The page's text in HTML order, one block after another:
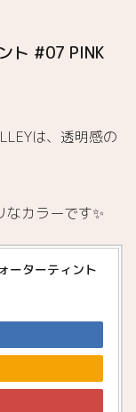
ト #07 PINK
は、透明感の
カラーです✨
ーターティント